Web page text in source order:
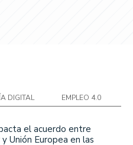
DIGITAL EMPLEO 4.0
el acuerdo entre
Unión Europea en las